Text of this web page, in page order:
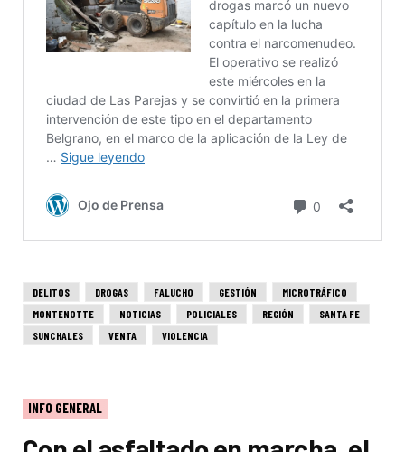
DELITOS DROGAS FALUCHO GESTIÓN
MICROTRÁFICO
MONTENOTTE
NOTICIAS POLICIALES REGIÓN
SANTA FE
SUNCHALES
VENTA VIOLENCIA